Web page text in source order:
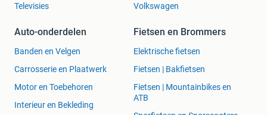
Televisies
Volkswagen
Auto-onderdelen
Banden en Velgen
Carrosserie en Plaatwerk
Motor en Toebehoren
Interieur en Bekleding
Fietsen en Brommers
Elektrische fietsen
Fietsen | Bakfietsen
Fietsen | Mountainbikes en
ATB